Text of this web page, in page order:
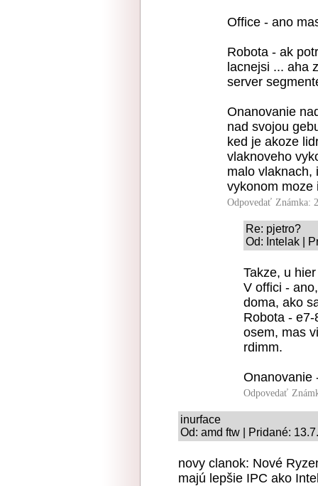
Office - ano
Robota - ak
lacnejsi ... aha
server
Onanovanie
nad svojou
ked je akoze
vlaknoveho
malo vlaknach,
vykonom moze
Odpovedať Známka:
Re: pjetro?
Od: Intelak |
Takze, u
V offici -
doma, ako
Robota -
osem, mas
rdimm.
Onanovanie
Odpovedať
inurface
Od: amd ftw | Pridané:
novy clanok: Nové
majú lepšie IPC ako